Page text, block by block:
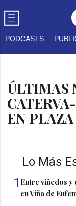
PODCASTS
ÚLTIMAS
EN
Lo Más
1 Entre viñedos y
en Viña de